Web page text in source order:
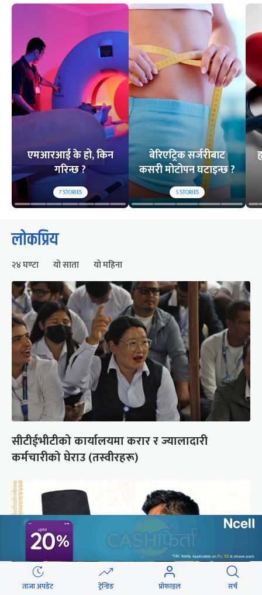
एमआरआई के हो, किन
गरिन्छ ?
7STORIES
बेरिएट्रिक सर्जरीबाट
कसरी मोटोपन घटाइन्छ ?
5STORIES
लोकप्रिय
२४ घण्टा यो साता यो महिना
सीटीईभीटीको कार्यालयमा करार र ज्यालादारी
कर्मचारीको घेराउ (तस्वीरहरू)
ताजा अपडेट ट्रेन्डिङ प्रोफाइल सर्च